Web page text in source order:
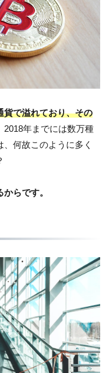
貨で溢れており、その
2018年までには数万種
何故このように多く
らです。